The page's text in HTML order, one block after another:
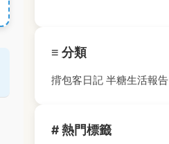
≡ 分類
揹包客日記 半糖生活報告
# 熱門標籤